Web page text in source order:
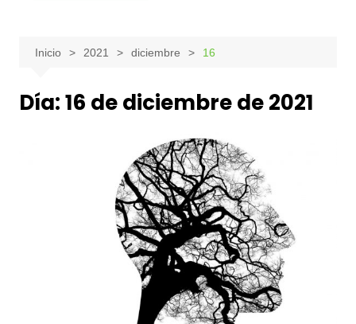
Inicio 2021 diciembre 16
Día:16 de diciembre de 2021